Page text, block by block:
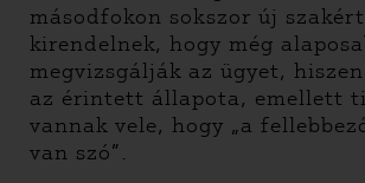
másodfokon sokszor új
kirendelnek, hogy még
megvizsgálják az ügyet,
az érintett állapota, emellett
vannak vele, hogy „a
van szó”.